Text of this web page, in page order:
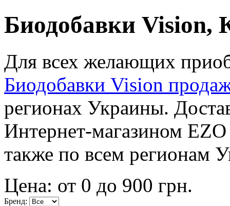
Биодобавки Vision,
Для всех желающих
Биодобавки Vision
регионах Украины.
Интернет-магазином
также по всем регионам
Цена: от 0 до 900 грн.
Бренд: